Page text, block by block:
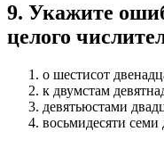
9. Укажите
целого
о шестисот
к двумстам
девятьюстами
восьмидесяти семи